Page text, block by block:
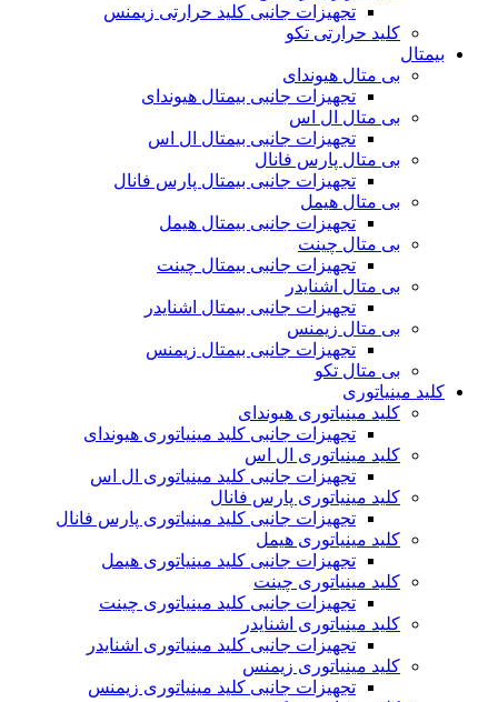
تجهیزات جانبی کلید حرارتی زیمنس
کلید حرارتی تکو
بیمتال
بی متال هیوندای
تجهیزات جانبی بیمتال هیوندای
بی متال ال اس
تجهیزات جانبی بیمتال ال اس
بی متال پارس فانال
تجهیزات جانبی بیمتال پارس فانال
بی متال هیمل
تجهیزات جانبی بیمتال هیمل
بی متال چینت
تجهیزات جانبی بیمتال چینت
بی متال اشنایدر
تجهیزات جانبی بیمتال اشنایدر
بی متال زیمنس
تجهیزات جانبی بیمتال زیمنس
بی متال تکو
کلید مینیاتوری
کلید مینیاتوری هیوندای
تجهیزات جانبی کلید مینیاتوری هیوندای
کلید مینیاتوری ال اس
تجهیزات جانبی کلید مینیاتوری ال اس
کلید مینیاتوری پارس فانال
تجهیزات جانبی کلید مینیاتوری پارس فانال
کلید مینیاتوری هیمل
تجهیزات جانبی کلید مینیاتوری هیمل
کلید مینیاتوری چینت
تجهیزات جانبی کلید مینیاتوری چینت
کلید مینیاتوری اشنایدر
تجهیزات جانبی کلید مینیاتوری اشنایدر
کلید مینیاتوری زیمنس
تجهیزات جانبی کلید مینیاتوری زیمنس